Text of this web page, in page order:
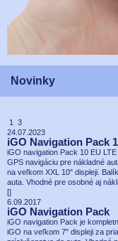
Novinky
1 3
24.07.2023
iGO Navigation Pack
iGO navigation Pack 10 EU
GPS navigáciu pre nákladné
na veľkom XXL 10" displeji.
auta. Vhodné pre osobné aj
[]
6.09.2017
iGO Navigation Pack
iGO navigation Pack je
iGO na veľkom 7" displeji za